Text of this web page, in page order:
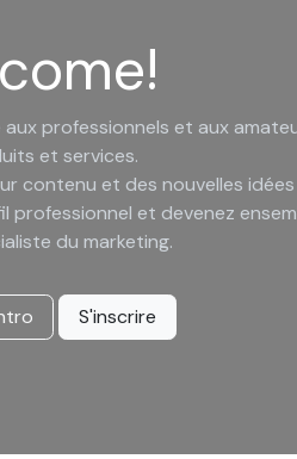
professionnels et aux
et services.
contenu et des nouvelles
et devenez
du marketing.
S'inscrire